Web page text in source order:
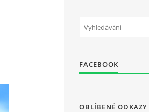
FACEBOOK
OBLÍBENÉ ODKAZY